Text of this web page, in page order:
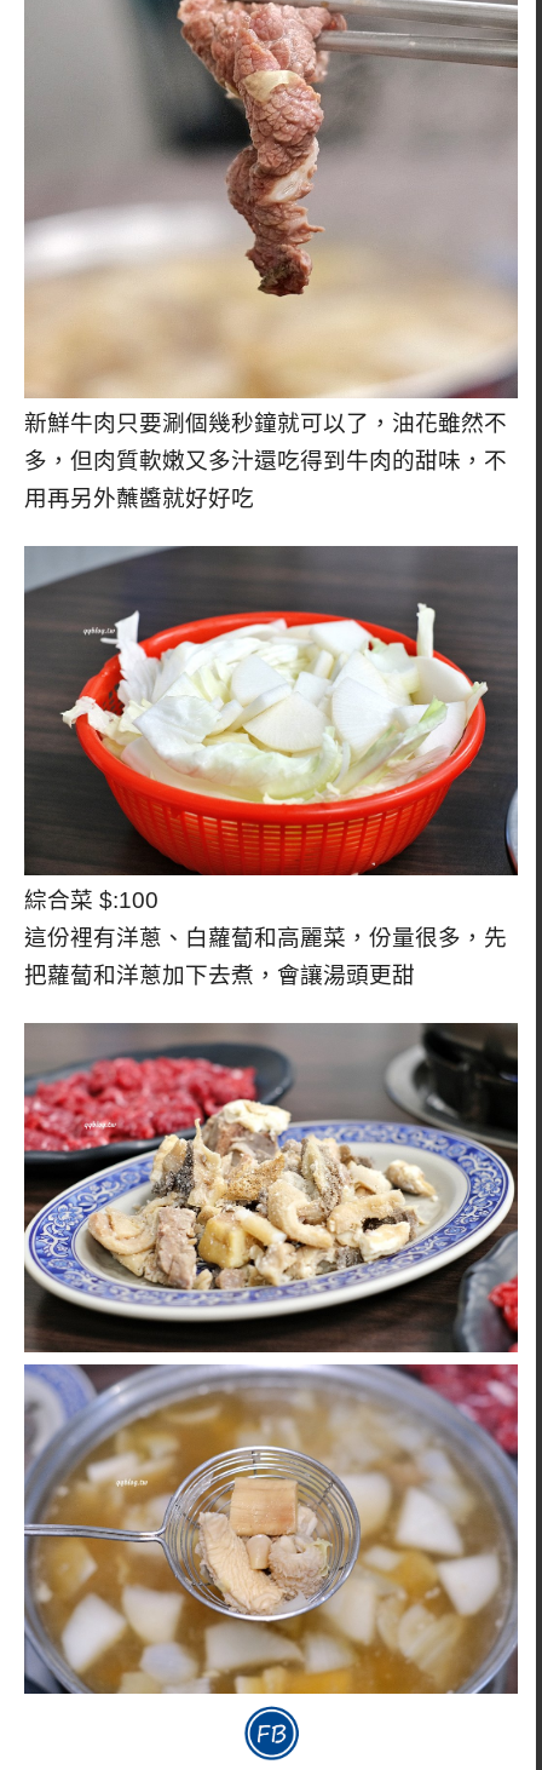
新鮮牛肉只要涮個幾秒鐘就可以了，油花雖然不
多，但肉質軟嫩又多汁還吃得到牛肉的甜味，不
用再另外蘸醬就好好吃
綜合菜 $:100
這份裡有洋蔥、白蘿蔔和高麗菜，份量很多，先
把蘿蔔和洋蔥加下去煮，會讓湯頭更甜